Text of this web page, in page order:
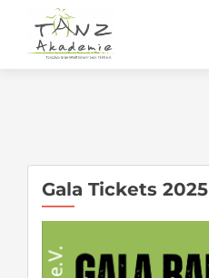
Gala Tickets 2025